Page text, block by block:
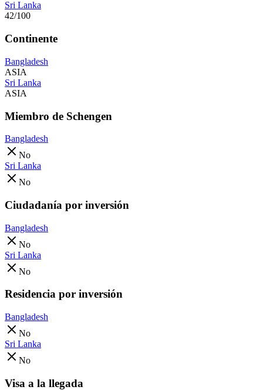
Sri Lanka
42/100
Continente
Bangladesh
ASIA
Sri Lanka
ASIA
Miembro de Schengen
Bangladesh
No
Sri Lanka
No
Ciudadanía por inversión
Bangladesh
No
Sri Lanka
No
Residencia por inversión
Bangladesh
No
Sri Lanka
No
Visa a la llegada